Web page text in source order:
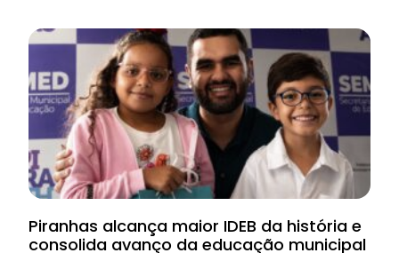
Piranhas alcança maior IDEB da história e
consolida avanço da educação municipal